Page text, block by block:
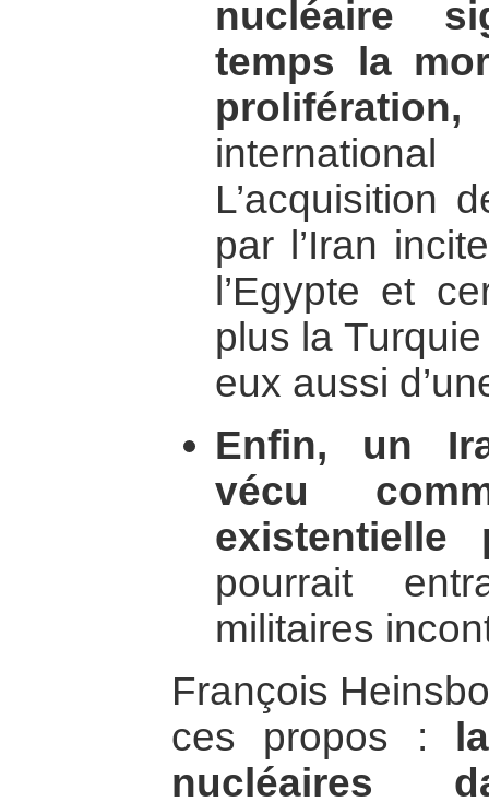
nucléaire
temps la
prolifération,
L’acquisition
par l’Iran
l’Egypte et
plus la
eux aussi
Enfin, un
vécu
existentielle
pourrait
militaires
François
ces propos :
nucléaires